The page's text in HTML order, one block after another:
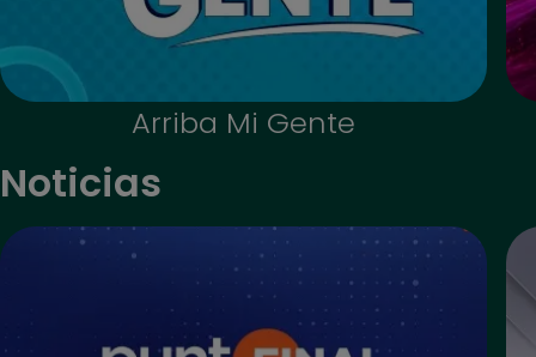
Arriba Mi Gente
Noticias